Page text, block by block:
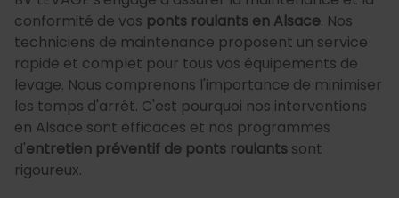
conformité de vos ponts roulants en Alsace. Nos
techniciens de maintenance proposent un service
rapide et complet pour tous vos équipements de
levage. Nous comprenons l'importance de minimiser
les temps d'arrêt. C'est pourquoi nos interventions
en Alsace sont efficaces et nos programmes
d'entretien préventif de ponts roulants sont
rigoureux.